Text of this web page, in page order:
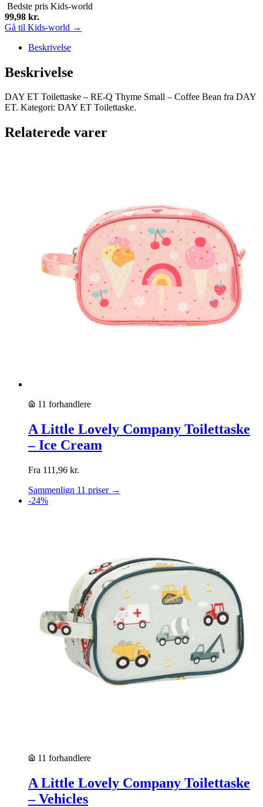
Bedste pris Kids-world
99,98 kr.
Gå til Kids-world →
Beskrivelse
Beskrivelse
DAY ET Toilettaske – RE-Q Thyme Small – Coffee Bean fra DAY
ET. Kategori: DAY ET Toilettaske.
Relaterede varer
11 forhandlere
A Little Lovely Company Toilettaske
– Ice Cream
Fra 111,96 kr.
Sammenlign 11 priser →
-24%
11 forhandlere
A Little Lovely Company Toilettaske
– Vehicles